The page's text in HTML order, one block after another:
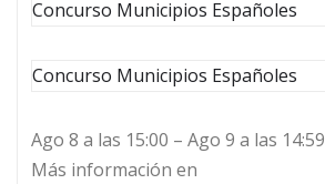
Concurso Municipios Españoles
Concurso Municipios Españoles
Ago 8 a las 15:00 – Ago 9 a las 14:59
Más información en